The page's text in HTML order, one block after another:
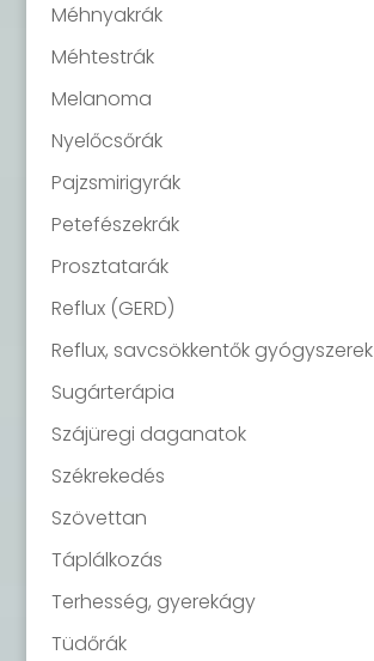
Méhnyakrák
Méhtestrák
Melanoma
Nyelőcsőrák
Pajzsmirigyrák
Petefészekrák
Prosztatarák
Reflux (GERD)
Reflux, savcsökkentők gyógyszerek
Sugárterápia
Szájüregi daganatok
Székrekedés
Szövettan
Táplálkozás
Terhesség, gyerekágy
Tüdőrák